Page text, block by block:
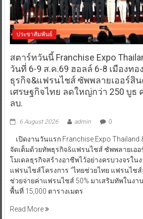
ประชาสัมพันธ์
สตาร์ทวันนี้ Franchise Expo
วันที่ 6-9 ส.ค.69 ฮอลล์ 6-8 เมืองท
ธุรกิจ&แฟรนไชส์ ซัพพลายเออร์สิน
เศรษฐกิจไทย ลดใหญ่กว่า 250 บูธ
ลบ.
6 August 2026 admin 0
เปิดงานวันแรก Franchise Expo Thailand
จัดเต็มด้วยทัพธุรกิจ&แฟรนไชส์ ซัพพลายเอ
โมเดลธุรกิจสร้างอาชีพไว้อย่างครบวงจรใน
แฟรนไชส์โครงการ “ไทยช่วยไทย แฟรนไช
ช่วยจ่ายค่าแฟรนไชส์ 50% มาเสริมทัพในงา
พื้นที่ 15,000 ตารางเมตร
Read More